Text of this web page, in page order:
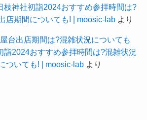
枝神社初詣2024おすすめ参拝時間は?
店期間についても! | moosic-labより
台出店期間は?混雑状況についても
詣2024おすすめ参拝時間は?混雑状況
ついても! | moosic-labより